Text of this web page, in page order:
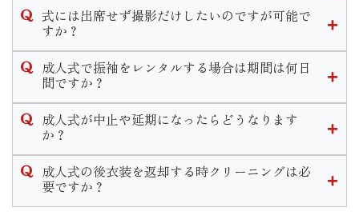
式当日、前撮り共にメイクをするかしないかお選び頂けま
す。
くる等の方法もあります。
ウ やリップ等を着物に合う様ポイントで手直し希望のお客様
もいらっしゃいます。
心ください。
式には出席せず撮影だけしたいのですが可能で
すか？
当店では撮影のみのプランがございます。
お持ちの振袖を着用しての撮影「持ち込み撮影コース」と
す。
どちらのコースでも一度ご来店頂きお打ち合わせや衣装選び
成人式で振袖をレンタルする場合は期間は何日
間ですか？
当店で式当日のお支度をするお客様は式から１０日間がレン
タル期間となっております。
合はレンタル期間は１ヶ月設けております。
成人式が中止や延期になったらどうなります
か？
年度毎の対応をHP内の「お知らせ」に掲載しております。
ご不明な点がございましたらお気軽に店舗までお問い合わせ
成人式の後衣装を返却する時クリーニングは必
要ですか？